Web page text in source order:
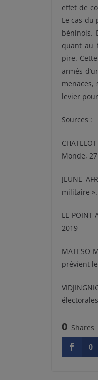
effet de
Le cas du
béninois.
quant au
pire.
armés
levier
Sources :
Monde,
JEUNE
militaire
LE
2019
MATESO
prévient
0 Shares
0